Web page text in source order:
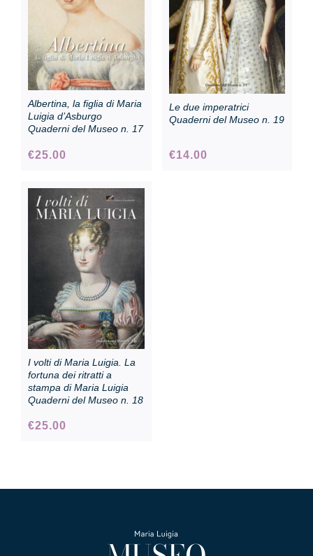
Albertina, la figlia di Maria
Luigia d’Asburgo
Quaderni del Museo n. 17
€25.00
Le due imperatrici
Quaderni del Museo n. 19
€14.00
I volti di Maria Luigia. La
fortuna dei ritratti a
stampa di Maria Luigia
Quaderni del Museo n. 18
€25.00